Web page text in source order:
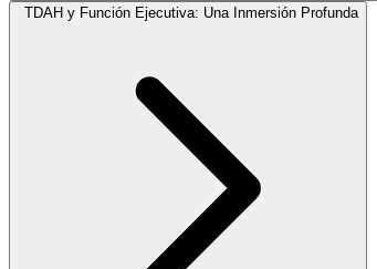
TDAH y Función Ejecutiva: Una Inmersión Profunda